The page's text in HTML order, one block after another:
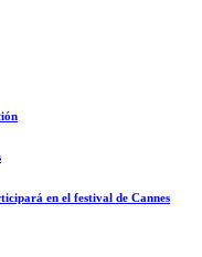
en el festival de Cannes